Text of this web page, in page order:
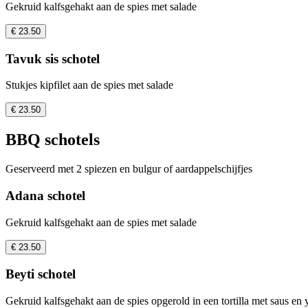
Gekruid kalfsgehakt aan de spies met salade
€ 23.50
Tavuk sis schotel
Stukjes kipfilet aan de spies met salade
€ 23.50
BBQ schotels
Geserveerd met 2 spiezen en bulgur of aardappelschijfjes
Adana schotel
Gekruid kalfsgehakt aan de spies met salade
€ 23.50
Beyti schotel
Gekruid kalfsgehakt aan de spies opgerold in een tortilla met saus en